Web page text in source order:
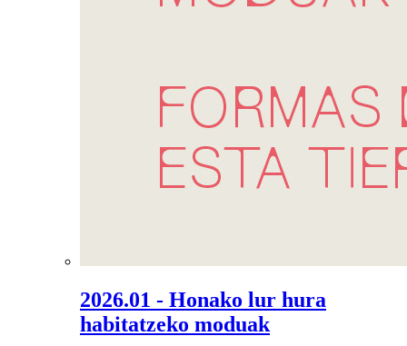
2026.01 - Honako lur hura
habitatzeko moduak